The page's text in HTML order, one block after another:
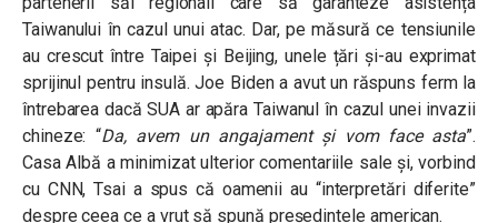
Taiwanului în cazul unui atac. Dar, pe măsură ce tensiunile
au crescut între Taipei și Beijing, unele țări și-au exprimat
sprijinul pentru insulă. Joe Biden a avut un răspuns ferm la
întrebarea dacă SUA ar apăra Taiwanul în cazul unei invazii
chineze: “Da, avem un angajament și vom face asta”.
Casa Albă a minimizat ulterior comentariile sale și, vorbind
cu CNN, Tsai a spus că oamenii au “interpretări diferite”
despre ceea ce a vrut să spună președintele american.